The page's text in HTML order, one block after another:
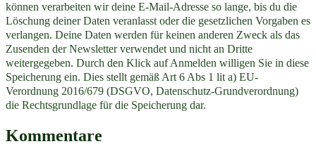
können verarbeiten wir deine E-Mail-Adresse so lange, bis du die
Löschung deiner Daten veranlasst oder die gesetzlichen Vorgaben es
verlangen. Deine Daten werden für keinen anderen Zweck als das
Zusenden der Newsletter verwendet und nicht an Dritte
weitergegeben. Durch den Klick auf Anmelden willigen Sie in diese
Speicherung ein. Dies stellt gemäß Art 6 Abs 1 lit a) EU-
Verordnung 2016/679 (DSGVO, Datenschutz-Grundverordnung)
die Rechtsgrundlage für die Speicherung dar.
Kommentare